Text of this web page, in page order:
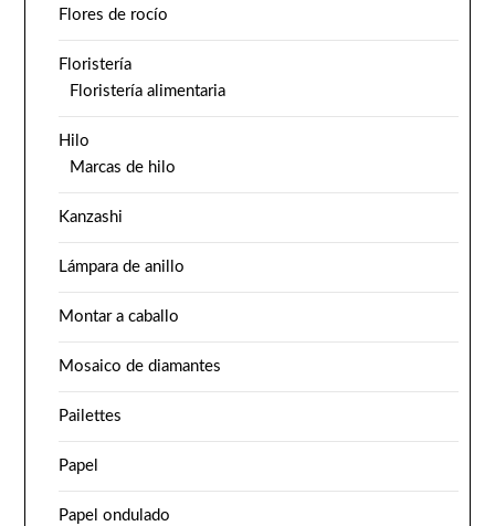
Flores de rocío
Floristería
Floristería alimentaria
Hilo
Marcas de hilo
Kanzashi
Lámpara de anillo
Montar a caballo
Mosaico de diamantes
Pailettes
Papel
Papel ondulado